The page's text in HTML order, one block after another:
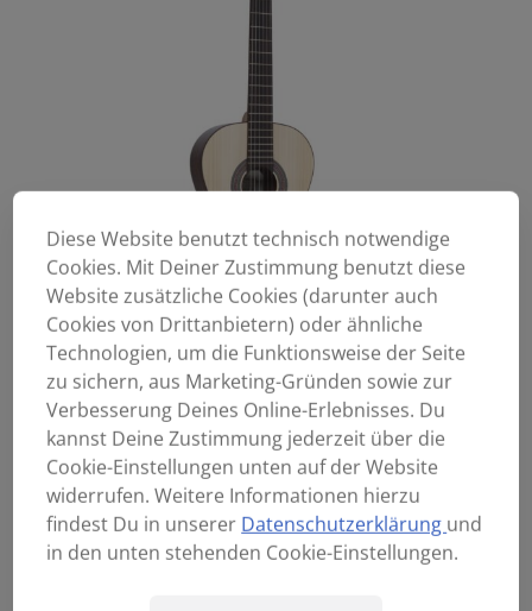
Diese Website benutzt technisch notwendige
Cookies. Mit Deiner Zustimmung benutzt diese
Website zusätzliche Cookies (darunter auch
Cookies von Drittanbietern) oder ähnliche
Technologien, um die Funktionsweise der Seite
zu sichern, aus Marketing-Gründen sowie zur
Verbesserung Deines Online-Erlebnisses. Du
kannst Deine Zustimmung jederzeit über die
Cookie-Einstellungen unten auf der Website
widerrufen. Weitere Informationen hierzu
findest Du in unserer Datenschutzerklärung und
in den unten stehenden Cookie-Einstellungen.